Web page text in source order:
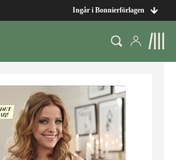
Ingår i Bonnierförlagen